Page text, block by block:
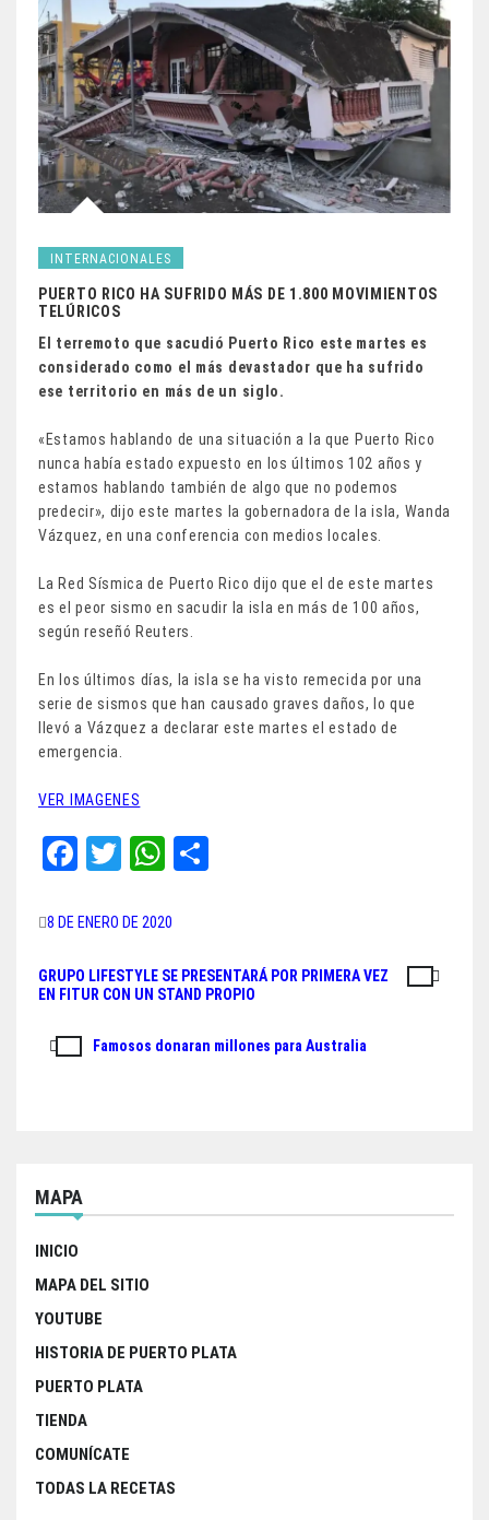
INTERNACIONALES
PUERTO RICO HA SUFRIDO MÁS DE 1.800 MOVIMIENTOS
TELÚRICOS
El terremoto que sacudió Puerto Rico este martes es
considerado como el más devastador que ha sufrido
ese territorio en más de un siglo.
«Estamos hablando de una situación a la que Puerto Rico
nunca había estado expuesto en los últimos 102 años y
estamos hablando también de algo que no podemos
predecir», dijo este martes la gobernadora de la isla, Wanda
Vázquez, en una conferencia con medios locales.
La Red Sísmica de Puerto Rico dijo que el de este martes
es el peor sismo en sacudir la isla en más de 100 años,
según reseñó Reuters.
En los últimos días, la isla se ha visto remecida por una
serie de sismos que han causado graves daños, lo que
llevó a Vázquez a declarar este martes el estado de
emergencia.
VER IMAGENES
Fa
bo
ok
T
tt
er
W
ts
A
pp
8 DE ENERO DE 2020
Navegación
entradas
GRUPO LIFESTYLE SE PRESENTARÁ POR PRIMERA VEZ
EN FITUR CON UN STAND PROPIO
Famosos donaran millones para Australia
MAPA
INICIO
MAPA DEL SITIO
YOUTUBE
HISTORIA DE PUERTO PLATA
PUERTO PLATA
TIENDA
COMUNÍCATE
TODAS LA RECETAS